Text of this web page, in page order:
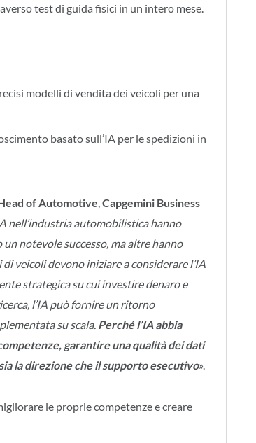
test di guida fisici in un intero mese.
modelli di vendita dei veicoli per una
basato sull’IA per le spedizioni in
of Automotive,Capgemini Business
nell’industria automobilistica hanno
notevole successo, ma altre hanno
veicoli devono iniziare a considerare l’IA
strategica su cui investire denaro e
l’IA può fornire un ritorno
su scala. Perché l’IA abbia
garantire una qualità dei dati
la direzione che il supporto esecutivo».
le proprie competenze e creare